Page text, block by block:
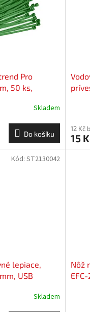
Pro
50 ks,
Skladem
Do košíku
12 Kč
15
lepiace,
USB
Skladem
Kód: ST2130042
Nôž
EFC-